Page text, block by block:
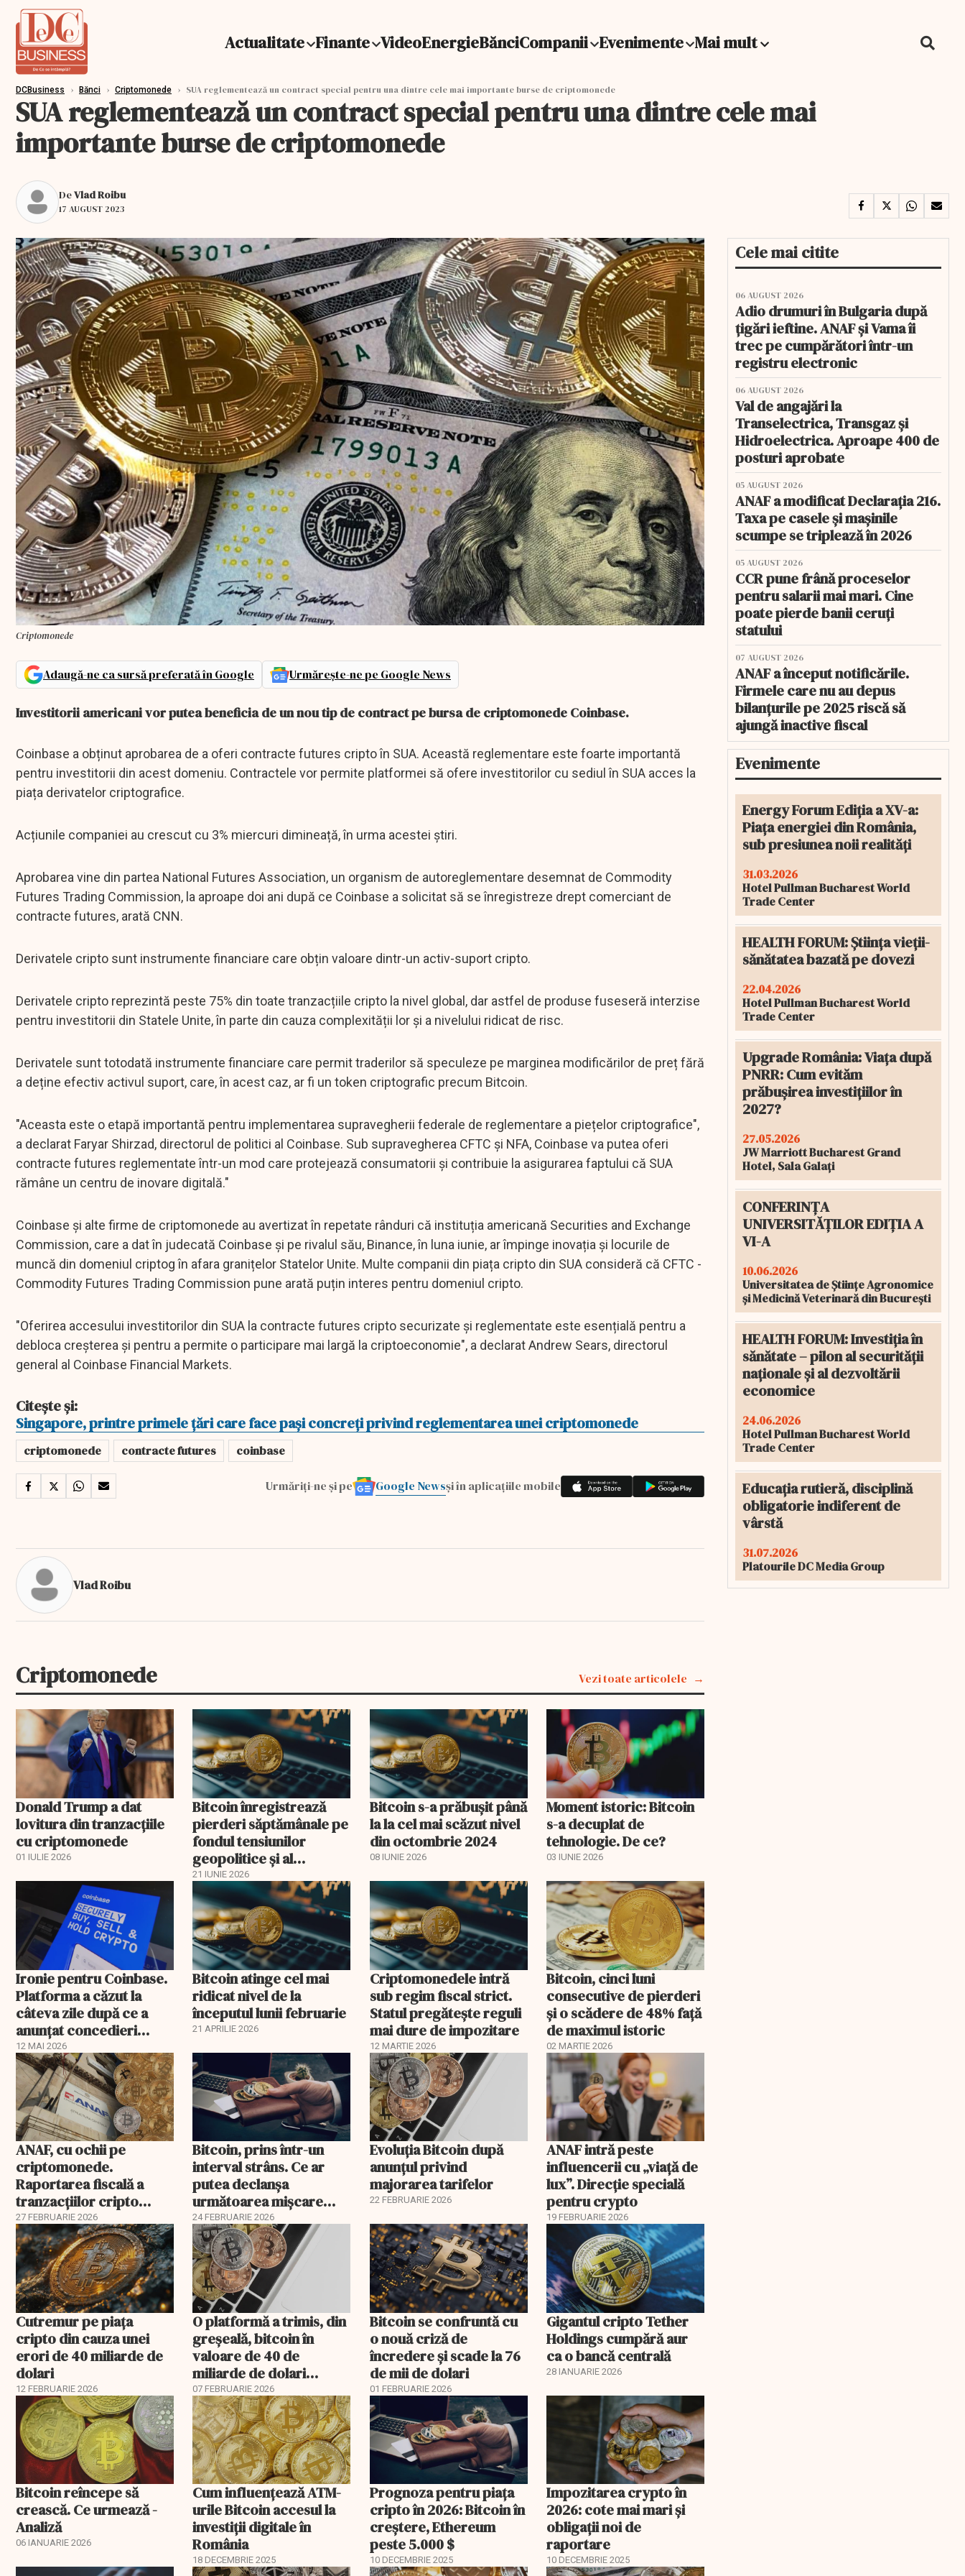
Actualitate Finante VideoEnergieBănciCompanii Evenimente Mai mult
DCBusiness › Bănci › Criptomonede › SUA reglementează un contract special pentru una dintre cele mai importante burse de criptomonede
SUA reglementează un contract special pentru una dintre cele mai
importante burse de criptomonede
DeVlad Roibu
17 AUGUST 2023
Criptomonede
Adaugă-ne ca sursă preferată în Google Urmărește-ne pe Google News
Investitorii americani vor putea beneficia de un nou tip de contract pe bursa de criptomonede Coinbase.
Coinbase a obținut aprobarea de a oferi contracte futures cripto în SUA. Această reglementare este foarte importantă
pentru investitorii din acest domeniu. Contractele vor permite platformei să ofere investitorilor cu sediul în SUA acces la
piața derivatelor criptografice.
Acțiunile companiei au crescut cu 3% miercuri dimineață, în urma acestei știri.
Aprobarea vine din partea National Futures Association, un organism de autoreglementare desemnat de Commodity
Futures Trading Commission, la aproape doi ani după ce Coinbase a solicitat să se înregistreze drept comerciant de
contracte futures, arată CNN.
Derivatele cripto sunt instrumente financiare care obțin valoare dintr-un activ-suport cripto.
Derivatele cripto reprezintă peste 75% din toate tranzacțiile cripto la nivel global, dar astfel de produse fuseseră interzise
pentru investitorii din Statele Unite, în parte din cauza complexității lor și a nivelului ridicat de risc.
Derivatele sunt totodată instrumente financiare care permit traderilor să speculeze pe marginea modificărilor de preț fără
a deține efectiv activul suport, care, în acest caz, ar fi un token criptografic precum Bitcoin.
"Aceasta este o etapă importantă pentru implementarea supravegherii federale de reglementare a piețelor criptografice",
a declarat Faryar Shirzad, directorul de politici al Coinbase. Sub supravegherea CFTC și NFA, Coinbase va putea oferi
contracte futures reglementate într-un mod care protejează consumatorii și contribuie la asigurarea faptului că SUA
rămâne un centru de inovare digitală."
Coinbase și alte firme de criptomonede au avertizat în repetate rânduri că instituția americană Securities and Exchange
Commission, care a dat în judecată Coinbase și pe rivalul său, Binance, în luna iunie, ar împinge inovația și locurile de
muncă din domeniul criptog în afara granițelor Statelor Unite. Multe companii din piața cripto din SUA consideră că CFTC -
Commodity Futures Trading Commission pune arată puțin interes pentru domeniul cripto.
"Oferirea accesului investitorilor din SUA la contracte futures cripto securizate și reglementate este esențială pentru a
debloca creșterea și pentru a permite o participare mai largă la criptoeconomie", a declarat Andrew Sears, directorul
general al Coinbase Financial Markets.
Citește și:
Singapore, printre primele țări care face pași concreți privind reglementarea unei criptomonede
criptomonede contracte futures coinbase
Urmăriți-ne și pe Google Newsși în aplicațiile mobile
Vlad Roibu
Criptomonede Vezi toate articolele
Donald Trump a dat
lovitura din tranzacţiile
cu criptomonede
01 IULIE 2026
Bitcoin înregistrează
pierderi săptămânale pe
fondul tensiunilor
geopolitice și al
dobânzilor ridicate
21 IUNIE 2026
Bitcoin s-a prăbuşit până
la la cel mai scăzut nivel
din octombrie 2024
08 IUNIE 2026
Moment istoric: Bitcoin
s-a decuplat de
tehnologie. De ce?
03 IUNIE 2026
Ironie pentru Coinbase.
Platforma a căzut la
câteva zile după ce a
anunțat concedieri
masive
12 MAI 2026
Bitcoin atinge cel mai
ridicat nivel de la
începutul lunii februarie
21 APRILIE 2026
Criptomonedele intră
sub regim fiscal strict.
Statul pregătește reguli
mai dure de impozitare
12 MARTIE 2026
Bitcoin, cinci luni
consecutive de pierderi
şi o scădere de 48% faţă
de maximul istoric
02 MARTIE 2026
ANAF, cu ochii pe
criptomonede.
Raportarea fiscală a
tranzacțiilor cripto
devine obligatorie
27 FEBRUARIE 2026
Bitcoin, prins într-un
interval strâns. Ce ar
putea declanșa
următoarea mișcare
majoră?
24 FEBRUARIE 2026
Evoluția Bitcoin după
anunțul privind
majorarea tarifelor
22 FEBRUARIE 2026
ANAF intră peste
influencerii cu „viață de
lux”. Direcție specială
pentru crypto
19 FEBRUARIE 2026
Cutremur pe piața
cripto din cauza unei
erori de 40 miliarde de
dolari
12 FEBRUARIE 2026
O platformă a trimis, din
greşeală, bitcoin în
valoare de 40 de
miliarde de dolari
clienţilor
07 FEBRUARIE 2026
Bitcoin se confruntă cu
o nouă criză de
încredere și scade la 76
de mii de dolari
01 FEBRUARIE 2026
Gigantul cripto Tether
Holdings cumpără aur
ca o bancă centrală
28 IANUARIE 2026
Bitcoin reîncepe să
crească. Ce urmează -
Analiză
06 IANUARIE 2026
Cum influențează ATM-
urile Bitcoin accesul la
investiții digitale în
România
18 DECEMBRIE 2025
Prognoza pentru piața
cripto în 2026: Bitcoin în
creștere, Ethereum
peste 5.000 $
10 DECEMBRIE 2025
Impozitarea crypto în
2026: cote mai mari și
obligații noi de
raportare
10 DECEMBRIE 2025
Cele mai citite
06 AUGUST 2026
Adio drumuri în Bulgaria după
țigări ieftine. ANAF și Vama îi
trec pe cumpărători într-un
registru electronic
06 AUGUST 2026
Val de angajări la
Transelectrica, Transgaz și
Hidroelectrica. Aproape 400 de
posturi aprobate
05 AUGUST 2026
ANAF a modificat Declarația 216.
Taxa pe casele și mașinile
scumpe se triplează în 2026
05 AUGUST 2026
CCR pune frână proceselor
pentru salarii mai mari. Cine
poate pierde banii ceruți
statului
07 AUGUST 2026
ANAF a început notificările.
Firmele care nu au depus
bilanțurile pe 2025 riscă să
ajungă inactive fiscal
Evenimente
Energy Forum Ediția a XV-a:
Piața energiei din România,
sub presiunea noii realități
31.03.2026
Hotel Pullman Bucharest World
Trade Center
HEALTH FORUM: Știința vieții-
sănătatea bazată pe dovezi
22.04.2026
Hotel Pullman Bucharest World
Trade Center
Upgrade România: Viața după
PNRR: Cum evităm
prăbușirea investițiilor în
2027?
27.05.2026
JW Marriott Bucharest Grand
Hotel, Sala Galați
CONFERINȚA
UNIVERSITĂȚILOR EDIȚIA A
VI-A
10.06.2026
Universitatea de Științe Agronomice
și Medicină Veterinară din București
HEALTH FORUM: Investiția în
sănătate – pilon al securității
naționale și al dezvoltării
economice
24.06.2026
Hotel Pullman Bucharest World
Trade Center
Educația rutieră, disciplină
obligatorie indiferent de
vârstă
31.07.2026
Platourile DC Media Group